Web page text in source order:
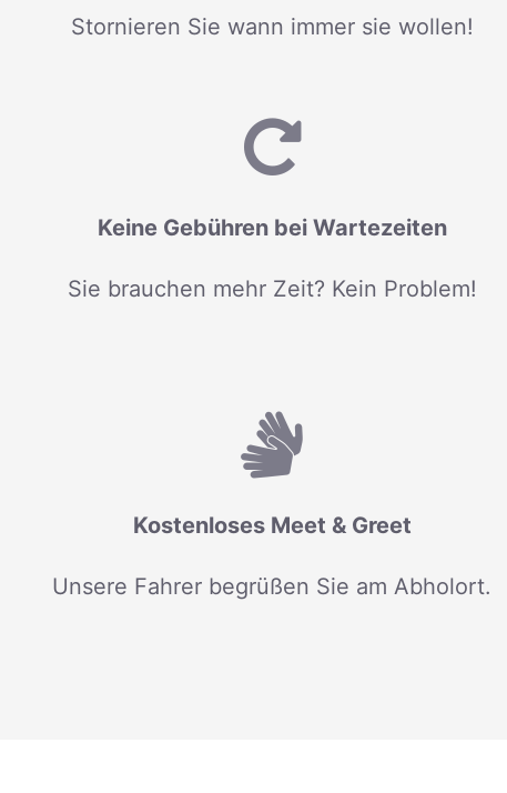
Stornieren Sie wann immer sie wollen!
Keine Gebühren bei Wartezeiten
Sie brauchen mehr Zeit? Kein Problem!
Kostenloses Meet & Greet
Unsere Fahrer begrüßen Sie am Abholort.